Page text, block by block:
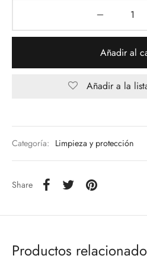
Añadir al
Añadir a la
Categoría: Limpieza y protección
Share
Productos